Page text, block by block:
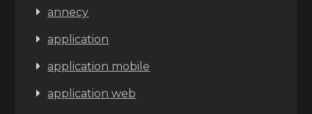
annecy
application
application mobile
application web